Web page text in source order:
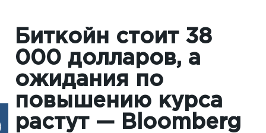
Биткойн стоит 38
000 долларов, а
ожидания по
повышению курса
растут — Вloomberg